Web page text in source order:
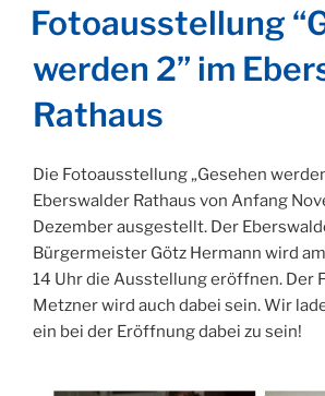
Fotoausstellung
werden 2” im
Rathaus
Die Fotoausstellung „Gesehen
Eberswalder Rathaus von Anfang
Dezember ausgestellt. Der
Bürgermeister Götz Hermann wird
14 Uhr die Ausstellung eröffnen. Der
Metzner wird auch dabei sein. Wir
ein bei der Eröffnung dabei zu sein!